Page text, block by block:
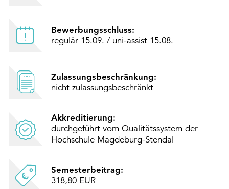
Bewerbungsschluss:
regulär 15.09. / uni-assist 15.08.
Zulassungsbeschränkung:
nicht zulassungsbeschränkt
Akkreditierung:
durchgeführt vom Qualitätssystem der
Hochschule Magdeburg-Stendal
Semesterbeitrag:
318,80 EUR